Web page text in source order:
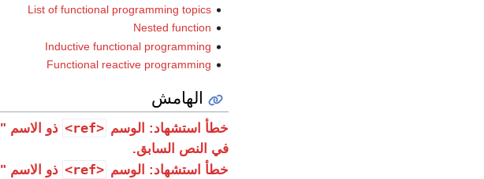
List of functional programming topics
Nested function
Inductive functional programming
Functional reactive programming
الهامش
خطأ استشهاد: الوسم <ref> ذو الاسم "clinger1987" المُعرّف في
في النص السابق.
خطأ استشهاد: الوسم <ref> ذو الاسم "hartheimer1987" المُعرّف في